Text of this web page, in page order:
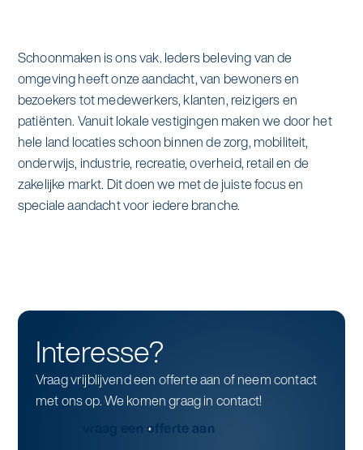
Schoonmaken is ons vak. Ieders beleving van de
omgeving heeft onze aandacht, van bewoners en
bezoekers tot medewerkers, klanten, reizigers en
patiënten. Vanuit lokale vestigingen maken we door het
hele land locaties schoon binnen de zorg, mobiliteit,
onderwijs, industrie, recreatie, overheid, retail en de
zakelijke markt. Dit doen we met de juiste focus en
speciale aandacht voor iedere branche.
Interesse?
Vraag vrijblijvend een offerte aan of neem contact
met ons op. We komen graag in contact!
vraag een offerte aan